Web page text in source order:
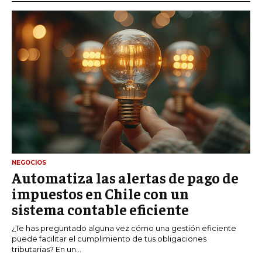
NEGOCIOS
Automatiza las alertas de pago de
impuestos en Chile con un
sistema contable eficiente
¿Te has preguntado alguna vez cómo una gestión eficiente
puede facilitar el cumplimiento de tus obligaciones
tributarias? En un...